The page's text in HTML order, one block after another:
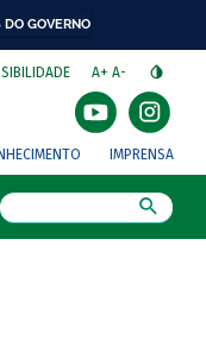
DO GOVERNO
A+ A-
IMPRENSA